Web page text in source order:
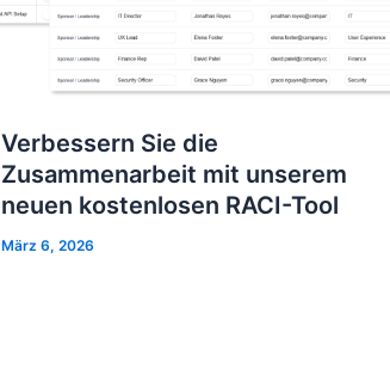
Verbessern Sie die
Zusammenarbeit mit unserem
neuen kostenlosen RACI-Tool
März 6, 2026